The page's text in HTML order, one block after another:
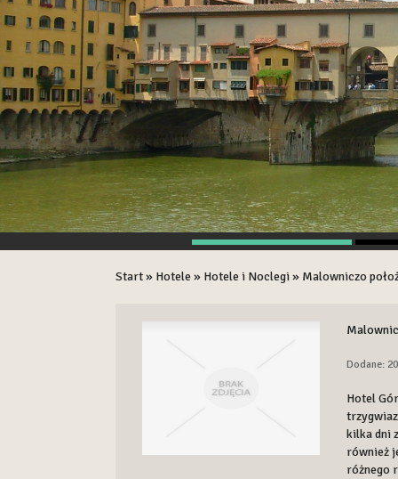
Start» Hotele » Hotele i Noclegi» Malowniczo
Dodane:
Hotel
kilka dni
również
różnego